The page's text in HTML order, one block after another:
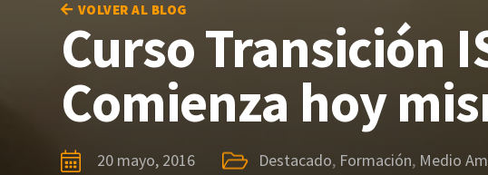
VOLVER AL BLOG
Curso Transición
Comienza hoy
20 mayo, 2016 Destacado, Formación, Medio